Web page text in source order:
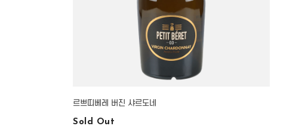
르쁘띠베레 버진 샤르도네
Sold Out